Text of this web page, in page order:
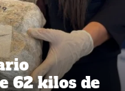
62 kilos de